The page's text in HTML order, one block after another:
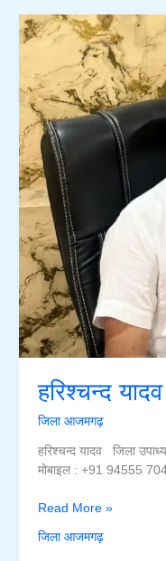
हरिश्चन्द यादव
जिला आजमगढ़
हरिश्चन्द यादव जिला
मोबाइल : +91 94555
हरिश्चन्द
Read More »
जिला आजमगढ़